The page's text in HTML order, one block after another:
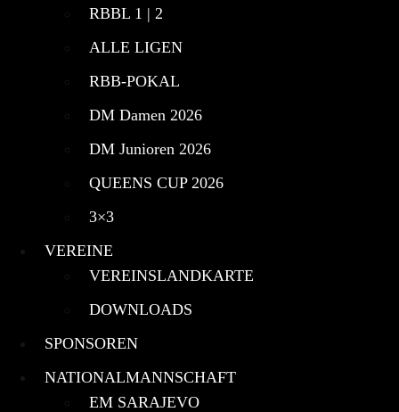
RBBL 1 | 2
ALLE LIGEN
RBB-POKAL
DM Damen 2026
DM Junioren 2026
QUEENS CUP 2026
3×3
VEREINE
VEREINSLANDKARTE
DOWNLOADS
SPONSOREN
NATIONALMANNSCHAFT
EM SARAJEVO